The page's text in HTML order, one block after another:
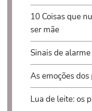
10 Coisas que
ser mãe
Sinais de
As emoções
Lua de leite: os